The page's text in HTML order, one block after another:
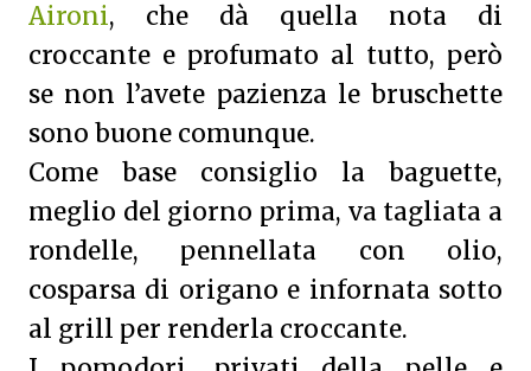
Aironi, che dà quella nota di
croccante e profumato al tutto, però
se non l’avete pazienza le bruschette
sono buone comunque.
Come base consiglio la baguette,
meglio del giorno prima, va tagliata a
rondelle, pennellata con olio,
cosparsa di origano e infornata sotto
al grill per renderla croccante.